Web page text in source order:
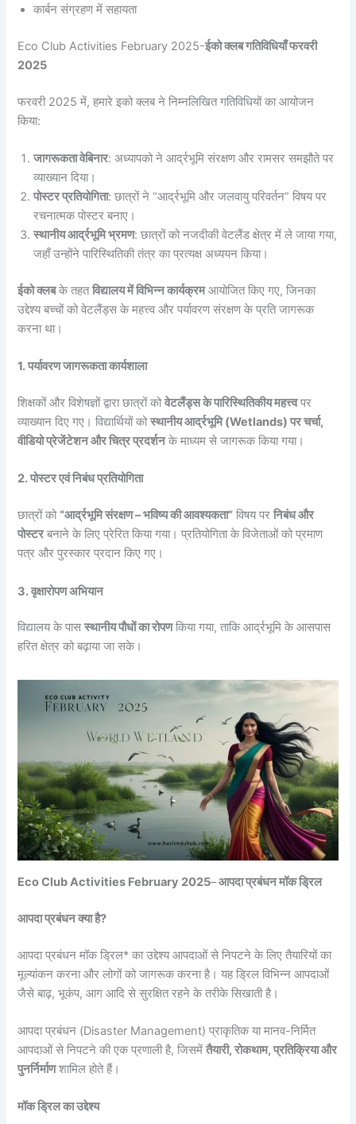
कार्बन संग्रहण में सहायता
Eco Club Activities February 2025-ईको क्लब गतिविधियाँ फरवरी
2025
फरवरी 2025 में, हमारे इको क्लब ने निम्नलिखित गतिविधियों का आयोजन
किया:
जागरूकता वेबिनार: अध्यापको ने आर्द्रभूमि संरक्षण और रामसर समझौते पर
व्याख्यान दिया।
पोस्टर प्रतियोगिता: छात्रों ने “आर्द्रभूमि और जलवायु परिवर्तन” विषय पर
रचनात्मक पोस्टर बनाए।
स्थानीय आर्द्रभूमि भ्रमण: छात्रों को नजदीकी वेटलैंड क्षेत्र में ले जाया गया,
जहाँ उन्होंने पारिस्थितिकी तंत्र का प्रत्यक्ष अध्ययन किया।
ईको क्लबके तहतविद्यालय में विभिन्न कार्यक्रमआयोजित किए गए, जिनका
उद्देश्य बच्चों को वेटलैंड्स के महत्त्व और पर्यावरण संरक्षण के प्रति जागरूक
करना था।
1. पर्यावरण जागरूकता कार्यशाला
शिक्षकों और विशेषज्ञों द्वारा छात्रों कोवेटलैंड्स के पारिस्थितिकीय महत्त्वपर
व्याख्यान दिए गए। विद्यार्थियों कोस्थानीय आर्द्रभूमि (Wetlands) पर चर्चा,
वीडियो प्रेजेंटेशन और चित्र प्रदर्शनके माध्यम से जागरूक किया गया।
2. पोस्टर एवं निबंध प्रतियोगिता
छात्रों को “आर्द्रभूमि संरक्षण – भविष्य की आवश्यकता” विषय परनिबंध और
पोस्टरबनाने के लिए प्रेरित किया गया। प्रतियोगिता के विजेताओं को प्रमाण
पत्र और पुरस्कार प्रदान किए गए।
3. वृक्षारोपण अभियान
विद्यालय के पासस्थानीय पौधों का रोपणकिया गया, ताकि आर्द्रभूमि के आसपास
हरित क्षेत्र को बढ़ाया जा सके।
Eco Club Activities February 2025–आपदा प्रबंधन मॉक ड्रिल
आपदा प्रबंधन क्या है?
आपदा प्रबंधन मॉक ड्रिल* का उद्देश्य आपदाओं से निपटने के लिए तैयारियों का
मूल्यांकन करना और लोगों को जागरूक करना है। यह ड्रिल विभिन्न आपदाओं
जैसे बाढ़, भूकंप, आग आदि से सुरक्षित रहने के तरीके सिखाती है।
आपदा प्रबंधन (Disaster Management) प्राकृतिक या मानव-निर्मित
आपदाओं से निपटने की एक प्रणाली है, जिसमेंतैयारी, रोकथाम, प्रतिक्रिया और
पुनर्निर्माणशामिल होते हैं।
मॉक ड्रिल का उद्देश्य